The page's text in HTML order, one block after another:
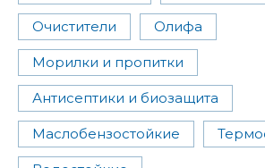
Очистители Олифа
Морилки и пропитки
Антисептики и биозащита
Маслобензостойкие